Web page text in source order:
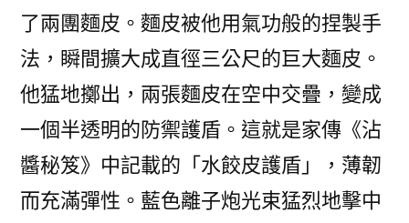
了兩團麵皮。麵皮被他用氣功般的捏製手
法，瞬間擴大成直徑三公尺的巨大麵皮。
他猛地擲出，兩張麵皮在空中交疊，變成
一個半透明的防禦護盾。這就是家傳《沾
醬秘笈》中記載的「水餃皮護盾」，薄韌
而充滿彈性。藍色離子炮光束猛烈地擊中